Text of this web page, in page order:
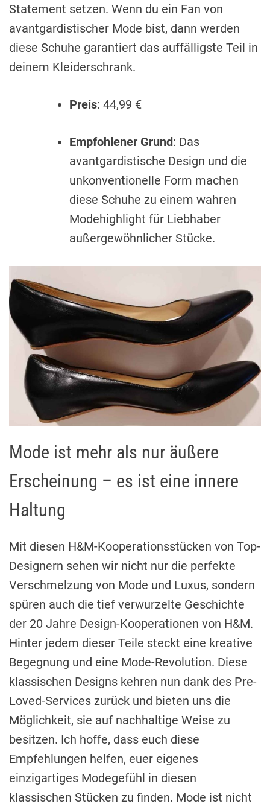
Statement setzen. Wenn du ein Fan von
avantgardistischer Mode bist, dann werden
diese Schuhe garantiert das auffälligste Teil in
deinem Kleiderschrank.
Preis: 44,99 €
Empfohlener Grund: Das
avantgardistische Design und die
unkonventionelle Form machen
diese Schuhe zu einem wahren
Modehighlight für Liebhaber
außergewöhnlicher Stücke.
Mode ist mehr als nur äußere
Erscheinung – es ist eine innere
Haltung
Mit diesen H&M-Kooperationsstücken von Top-
Designern sehen wir nicht nur die perfekte
Verschmelzung von Mode und Luxus, sondern
spüren auch die tief verwurzelte Geschichte
der 20 Jahre Design-Kooperationen von H&M.
Hinter jedem dieser Teile steckt eine kreative
Begegnung und eine Mode-Revolution. Diese
klassischen Designs kehren nun dank des Pre-
Loved-Services zurück und bieten uns die
Möglichkeit, sie auf nachhaltige Weise zu
besitzen. Ich hoffe, dass euch diese
Empfehlungen helfen, euer eigenes
einzigartiges Modegefühl in diesen
klassischen Stücken zu finden. Mode ist nicht